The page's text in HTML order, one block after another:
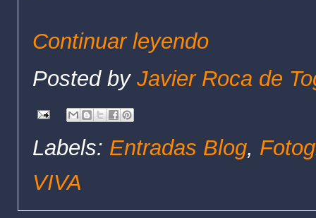
Continuar leyendo
Posted by Javier Roca de
Labels: Entradas Blog,
VIVA